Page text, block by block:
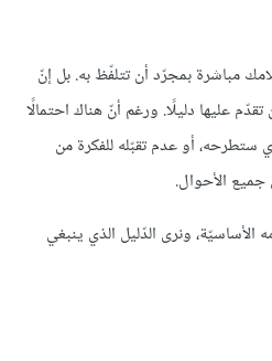
مباشرة بمجرّد أن تتلفّظ به. بل إنّ
عليها دليلًا. ورغم أنّ هناك احتمالًا
ستطرحه، أو عدم تقبّله للفكرة من
الأحوال.
الأساسيّة، ونرى الدّليل الذي ينبغي